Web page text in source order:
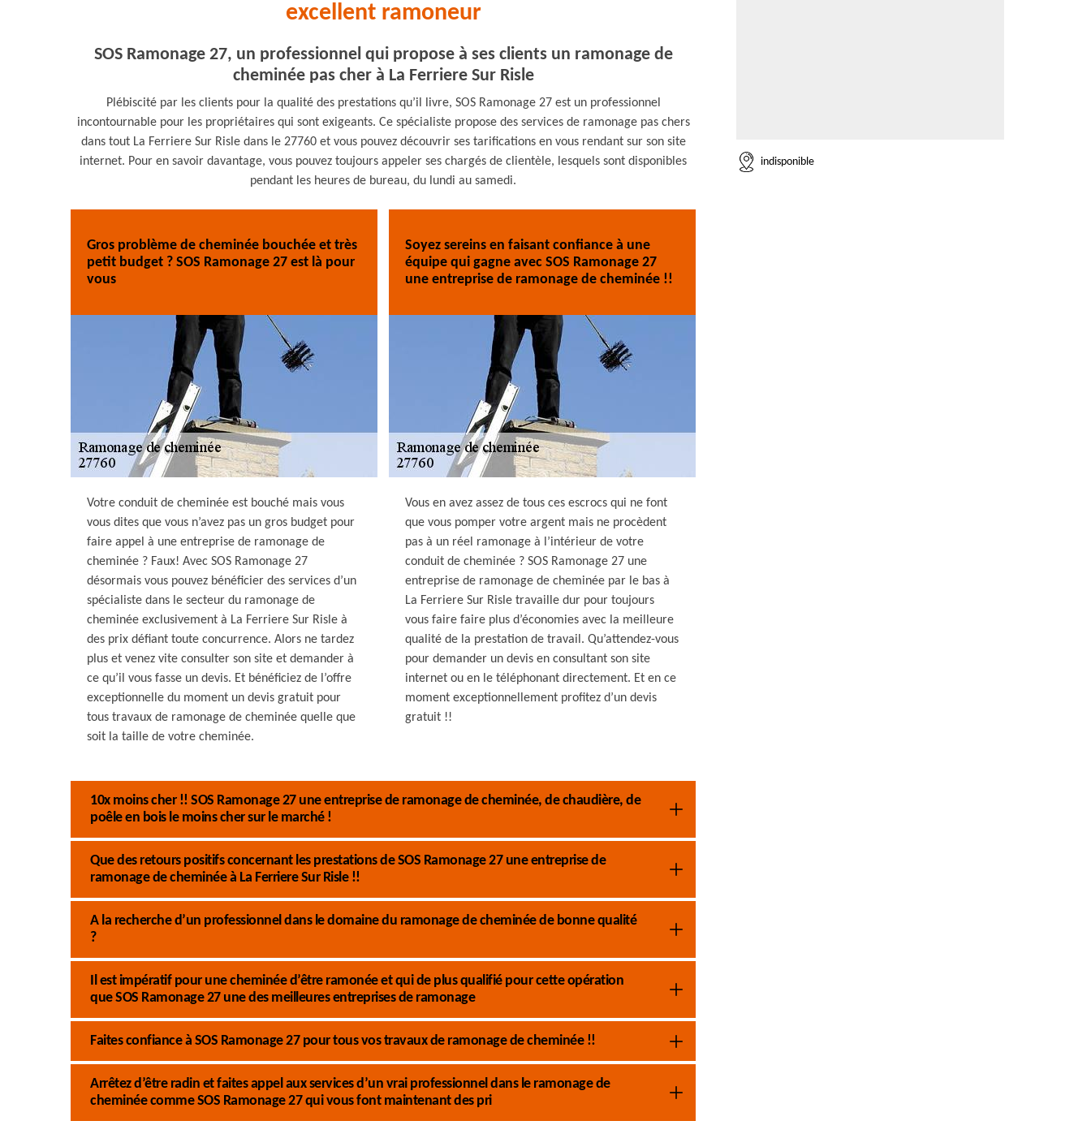
excellent ramoneur
SOS Ramonage 27, un professionnel qui propose à ses clients un ramonage de
cheminée pas cher à La Ferriere Sur Risle
Plébiscité par les clients pour la qualité des prestations qu’il livre, SOS Ramonage 27 est un professionnel
incontournable pour les propriétaires qui sont exigeants. Ce spécialiste propose des services de ramonage pas chers
dans tout La Ferriere Sur Risle dans le 27760 et vous pouvez découvrir ses tarifications en vous rendant sur son site
internet. Pour en savoir davantage, vous pouvez toujours appeler ses chargés de clientèle, lesquels sont disponibles
pendant les heures de bureau, du lundi au samedi.
Gros problème de cheminée bouchée et très
petit budget ? SOS Ramonage 27 est là pour
vous
Votre conduit de cheminée est bouché mais vous
vous dites que vous n’avez pas un gros budget pour
faire appel à une entreprise de ramonage de
cheminée ? Faux! Avec SOS Ramonage 27
désormais vous pouvez bénéficier des services d’un
spécialiste dans le secteur du ramonage de
cheminée exclusivement à La Ferriere Sur Risle à
des prix défiant toute concurrence. Alors ne tardez
plus et venez vite consulter son site et demander à
ce qu’il vous fasse un devis. Et bénéficiez de l’offre
exceptionnelle du moment un devis gratuit pour
tous travaux de ramonage de cheminée quelle que
soit la taille de votre cheminée.
Soyez sereins en faisant confiance à une
équipe qui gagne avec SOS Ramonage 27
une entreprise de ramonage de cheminée !!
Vous en avez assez de tous ces escrocs qui ne font
que vous pomper votre argent mais ne procèdent
pas à un réel ramonage à l’intérieur de votre
conduit de cheminée ? SOS Ramonage 27 une
entreprise de ramonage de cheminée par le bas à
La Ferriere Sur Risle travaille dur pour toujours
vous faire faire plus d’économies avec la meilleure
qualité de la prestation de travail. Qu’attendez-vous
pour demander un devis en consultant son site
internet ou en le téléphonant directement. Et en ce
moment exceptionnellement profitez d’un devis
gratuit !!
10x moins cher !! SOS Ramonage 27 une entreprise de ramonage de cheminée, de chaudière, de
poêle en bois le moins cher sur le marché !
Que des retours positifs concernant les prestations de SOS Ramonage 27 une entreprise de
ramonage de cheminée à La Ferriere Sur Risle !!
A la recherche d’un professionnel dans le domaine du ramonage de cheminée de bonne qualité
?
Il est impératif pour une cheminée d’être ramonée et qui de plus qualifié pour cette opération
que SOS Ramonage 27 une des meilleures entreprises de ramonage
Faites confiance à SOS Ramonage 27 pour tous vos travaux de ramonage de cheminée !!
Arrêtez d’être radin et faites appel aux services d’un vrai professionnel dans le ramonage de
cheminée comme SOS Ramonage 27 qui vous font maintenant des pri
indisponible